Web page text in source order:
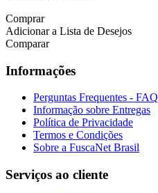
Comprar
Adicionar a Lista de Desejos
Comparar
Informações
Perguntas Frequentes - FAQ
Informação sobre Entregas
Política de Privacidade
Termos e Condições
Sobre a FuscaNet Brasil
Serviços ao cliente